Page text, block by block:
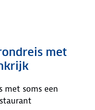
met
met soms een